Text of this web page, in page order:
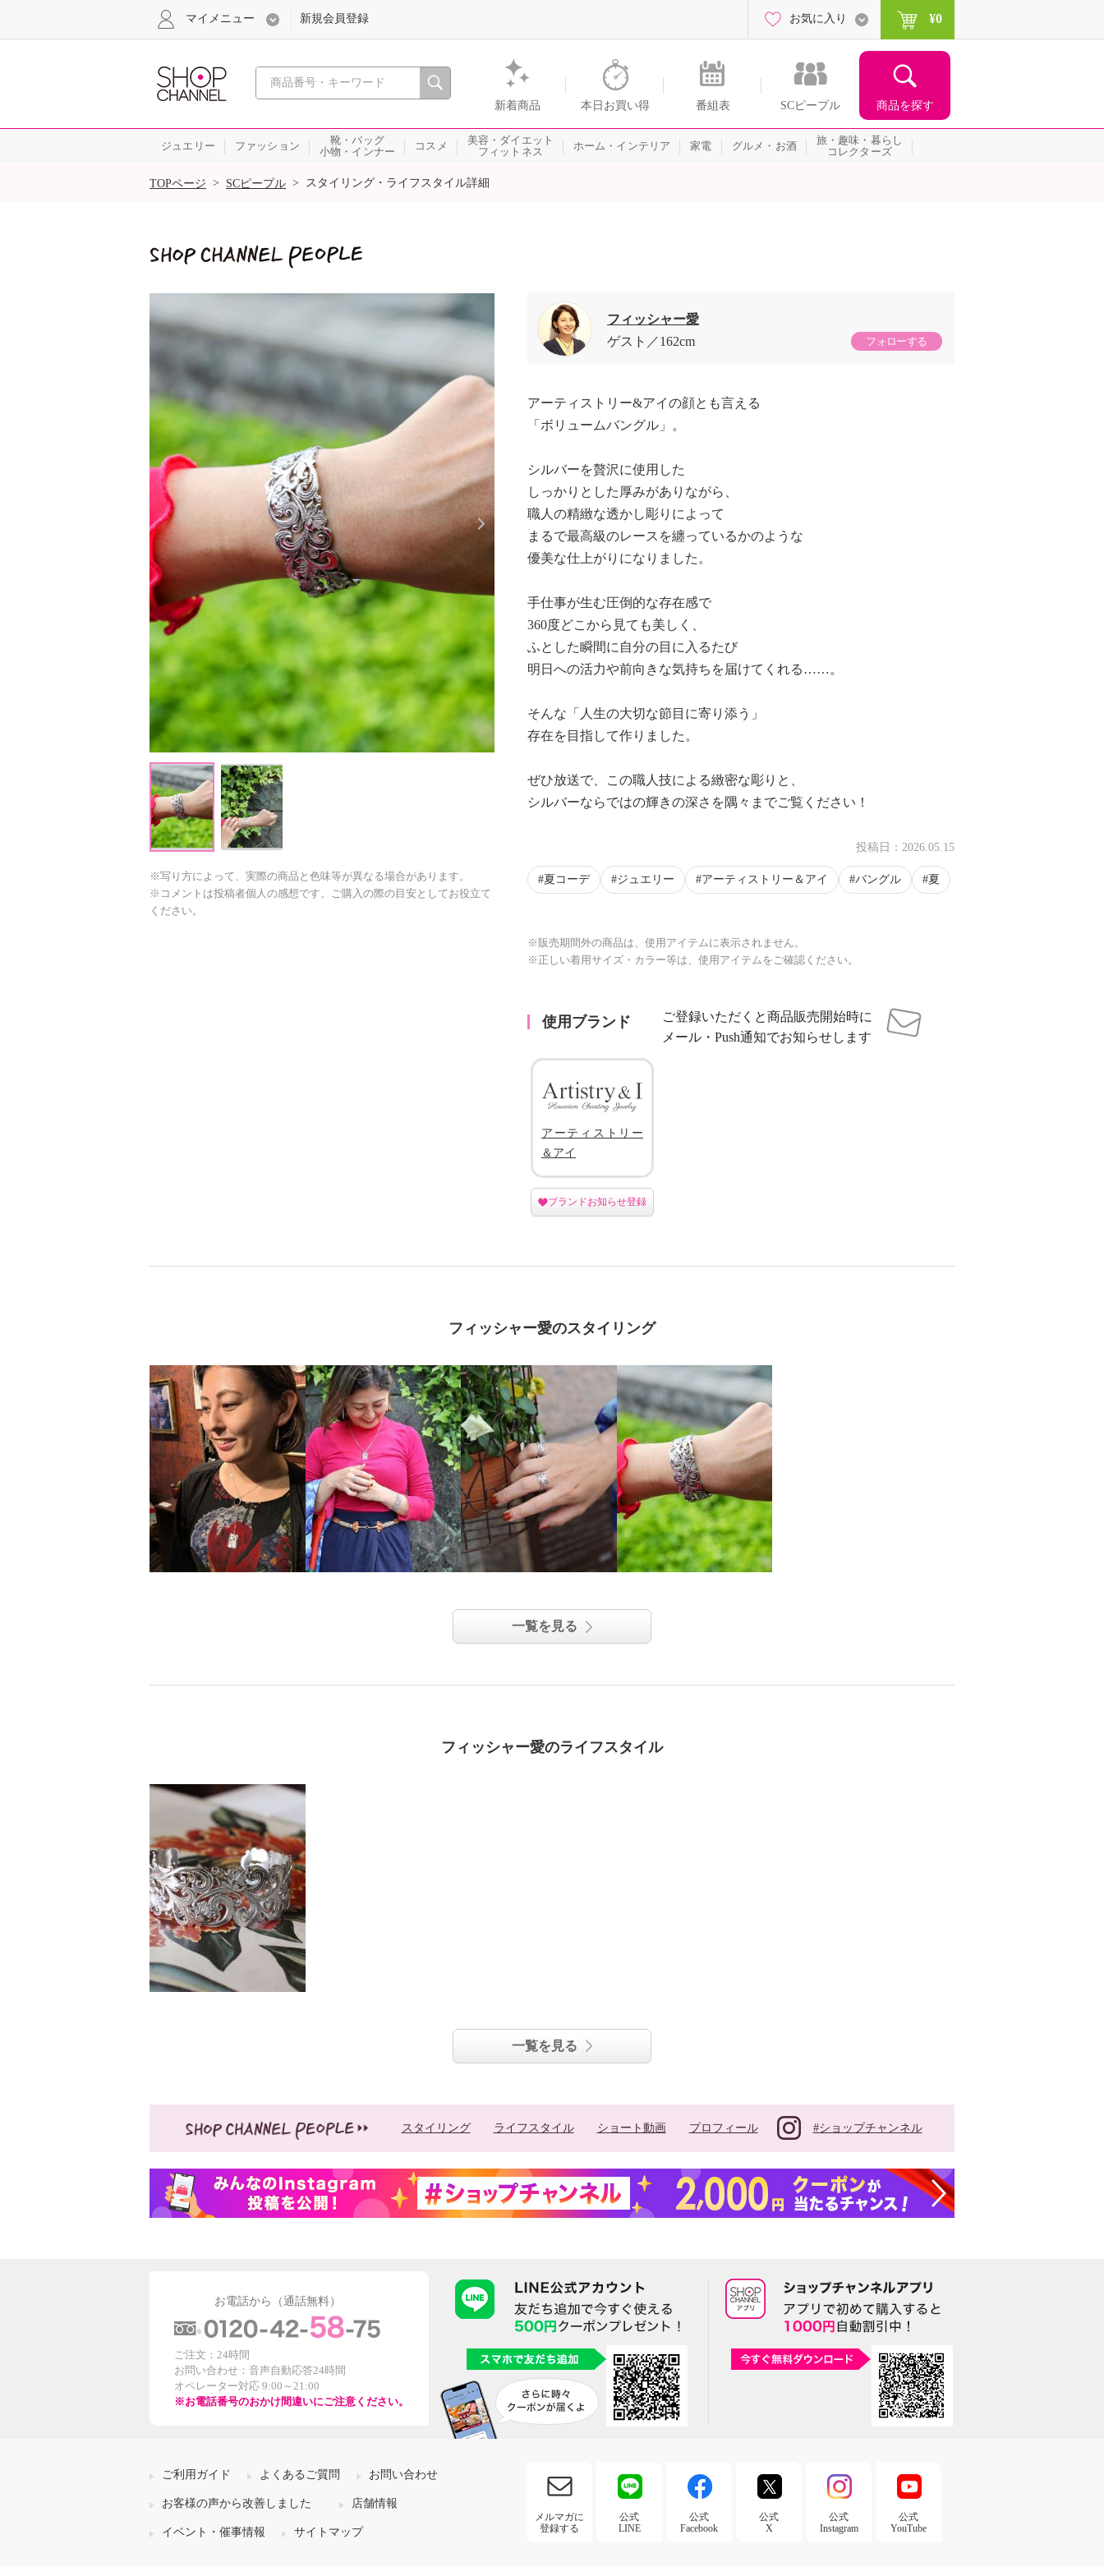
心おどる、瞬間を。通販・テレビショッピングのショップチャンネル
新着商品 本日お買い得 番組表 SCピープル 商品を探す
マイメニュー 新規会員登録 お気に入り ¥0
ジュエリー ファッション
靴・バッグ
小物・インナー
コスメ
美容・ダイエット
フィットネス
ホーム・インテリア 家電 グルメ・お酒
旅・趣味・暮らし
コレクターズ
SALE
TOPページ > SCピープル > スタイリング・ライフスタイル詳細
Next
※写り方によって、実際の商品と色味等が異なる場合があります。
※コメントは投稿者個人の感想です。ご購入の際の目安としてお役立て
ください。
フィッシャー愛
ゲスト
162cm フォローする
​アーティストリー&アイの顔とも言える
「ボリュームバングル」。
シルバーを贅沢に使用した
しっかりとした厚みがありながら、
職人の精緻な透かし彫りによって
まるで最高級のレースを纏っているかのような
優美な仕上がりになりました。
手仕事が生む圧倒的な存在感で
360度どこから見ても美しく、
ふとした瞬間に自分の目に入るたび
明日への活力や前向きな気持ちを届けてくれる……。
そんな「人生の大切な節目に寄り添う」
存在を目指して作りました。
​ぜひ放送で、この職人技による緻密な彫りと、
シルバーならではの輝きの深さを隅々までご覧ください！
投稿日： 2026.05.15
夏コーデ ジュエリー アーティストリー＆アイ バングル 夏
※販売期間外の商品は、使用アイテムに表示されません。
※正しい着用サイズ・カラー等は、使用アイテムをご確認ください。
使用ブランド
ご登録いただくと商品販売開始時に
メール・Push通知でお知らせします
アーティストリー
＆アイ
ブランドお知らせ登録
フィッシャー愛のスタイリング
一覧を見る
フィッシャー愛のライフスタイル
一覧を見る
スタイリング ライフスタイル ショート動画 プロフィール #ショップチャンネル
お電話から（通話無料）
ご注文：24時間
お問い合わせ：音声自動応答24時間
オペレーター対応 9:00～21:00
※お電話番号のおかけ間違いにご注意ください。
ご利用ガイド よくあるご質問 お問い合わせ
お客様の声から改善しました 店舗情報
イベント・催事情報 サイトマップ
メルマガに
登録する
公式
LINE
公式
Facebook
公式
X
公式
Instagram
公式
YouTube